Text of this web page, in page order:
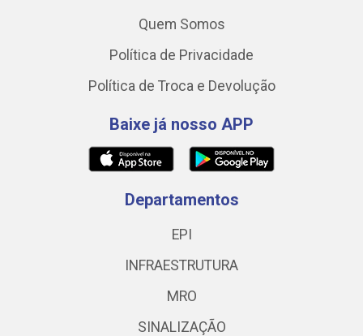
Quem Somos
Política de Privacidade
Política de Troca e Devolução
Baixe já nosso APP
Departamentos
EPI
INFRAESTRUTURA
MRO
SINALIZAÇÃO